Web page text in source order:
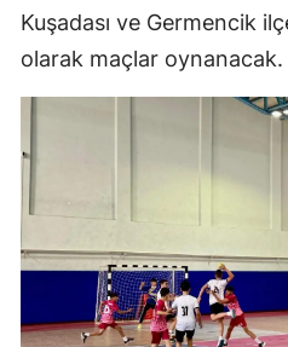
Kuşadası ve Germencik
olarak maçlar oynanacak.